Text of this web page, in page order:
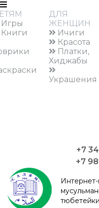
ДЛЯ
ЖЕНЩИН
Ичиги
Красота
Платки,
Хиджабы
Украшения
+7
+7